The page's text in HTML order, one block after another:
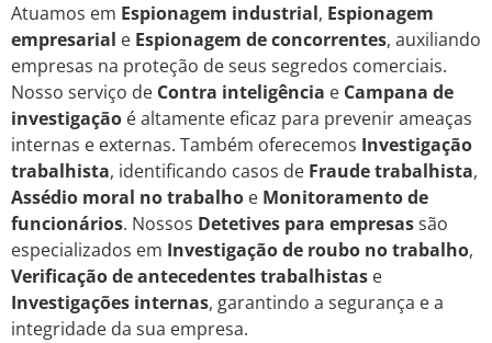
Atuamos em Espionagem industrial, Espionagem
empresarial e Espionagem de concorrentes, auxiliando
empresas na proteção de seus segredos comerciais.
Nosso serviço de Contra inteligência e Campana de
investigação é altamente eficaz para prevenir ameaças
internas e externas. Também oferecemos Investigação
trabalhista, identificando casos de Fraude trabalhista,
Assédio moral no trabalho e Monitoramento de
funcionários. Nossos Detetives para empresassão
especializados em Investigação de roubo no trabalho,
Verificação de antecedentes trabalhistas e
Investigações internas, garantindo a segurança e a
integridade da sua empresa.